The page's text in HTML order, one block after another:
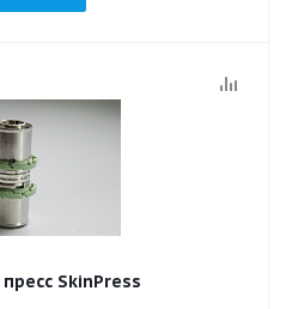
SkinPress